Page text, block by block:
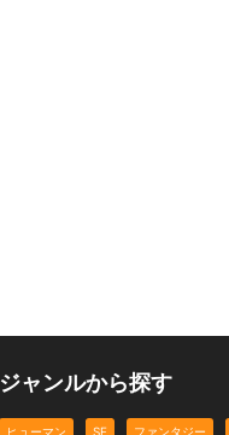
ジャンルから探す
ヒューマン SF ファンタジー